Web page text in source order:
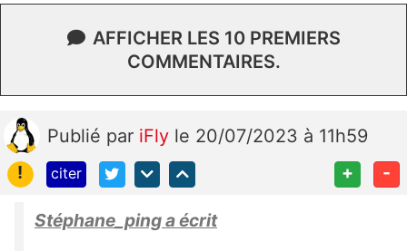
AFFICHER LES 10 PREMIERS
COMMENTAIRES.
Publié par iFly le 20/07/2023 à 11h59
!
citer + -
Stéphane_ping a écrit